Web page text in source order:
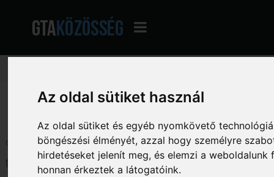
Az oldal sütiket használ
Az oldal sütiket és egyéb nyomkövető
böngészési élményét, azzal hogy személyre
hirdetéseket jelenít meg, és elemzi a
honnan érkeztek a látogatóink.
GTA Közösség - A magyar GTA fórum» Hatalmas Archívum
Oldalak: [ 1]Le
Szerző Téma: Ricsmix bemutatkozása